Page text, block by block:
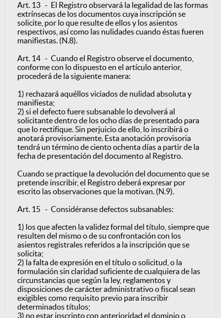
Art. 13 - El Registro observará la legalidad de las formas
extrínsecas de los documentos cuya inscripción se
solicite, por lo que resulte de ellos y los asientos
respectivos, así como las nulidades cuando éstas fueren
manifiestas. (N.8).
Art. 14 - Cuando el Registro observe el documento,
conforme con lo dispuesto en el artículo anterior,
procederá de la siguiente manera:
1) rechazará aquéllos viciados de nulidad absoluta y
manifiesta;
2) si el defecto fuere subsanable lo devolverá al
solicitante dentro de los ocho días de presentado para
que lo rectifique. Sin perjuicio de ello, lo inscribirá o
anotará provisoriamente. Esta anotación provisoria
tendrá un término de ciento ochenta días a partir de la
fecha de presentación del documento al Registro.
Cuando se practique la devolución del documento que se
pretende inscribir, el Registro deberá expresar por
escrito las observaciones que la motivan. (N.9).
Art. 15 - Considéranse defectos subsanables:
1) los que afecten la validez formal del título, siempre que
resulten del mismo o de su confrontación con los
asientos registrales referidos a la inscripción que se
solicita;
2) la falta de expresión en el título o solicitud, o la
formulación sin claridad suficiente de cualquiera de las
circunstancias que según la ley, reglamentos y
disposiciones de carácter administrativo o fiscal sean
exigibles como requisito previo para inscribir
determinados títulos;
3) no estar inscripto con anterioridad el dominio o